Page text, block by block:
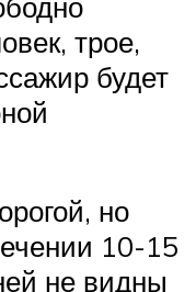
трое,
будет
но
10-15
не видны